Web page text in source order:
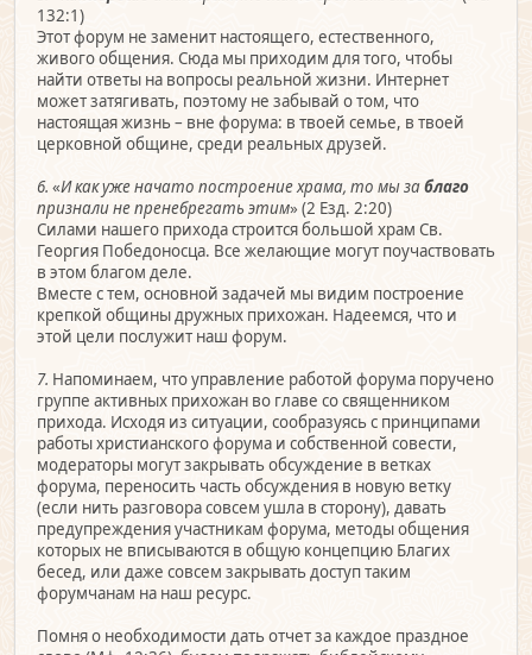
132:1)
Этот форум не заменит настоящего, естественного,
живого общения. Сюда мы приходим для того, чтобы
найти ответы на вопросы реальной жизни. Интернет
может затягивать, поэтому не забывай о том, что
настоящая жизнь – вне форума: в твоей семье, в твоей
церковной общине, среди реальных друзей.
6. «И как уже начато построение храма, то мы заблаго
признали не пренебрегать этим» (2 Езд. 2:20)
Силами нашего прихода строится большой храм Св.
Георгия Победоносца. Все желающие могут поучаствовать
в этом благом деле.
Вместе с тем, основной задачей мы видим построение
крепкой общины дружных прихожан. Надеемся, что и
этой цели послужит наш форум.
7. Напоминаем, что управление работой форума поручено
группе активных прихожан во главе со священником
прихода. Исходя из ситуации, сообразуясь с принципами
работы христианского форума и собственной совести,
модераторы могут закрывать обсуждение в ветках
форума, переносить часть обсуждения в новую ветку
(если нить разговора совсем ушла в сторону), давать
предупреждения участникам форума, методы общения
которых не вписываются в общую концепцию Благих
бесед, или даже совсем закрывать доступ таким
форумчанам на наш ресурс.
Помня о необходимости дать отчет за каждое праздное